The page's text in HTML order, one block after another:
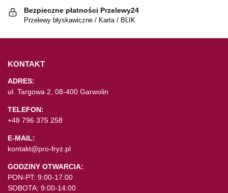
Bezpieczne płatności Przelewy24
Przelewy błyskawiczne / Karta / BLIK
KONTAKT
ADRES:
ul. Targowa 2, 08-400 Garwolin
TELEFON:
+48 796 375 258
E-MAIL:
kontakt@pro-fryz.pl
GODZINY OTWARCIA:
PON-PT: 9:00-17:00
SOBOTA: 9:00-14:00